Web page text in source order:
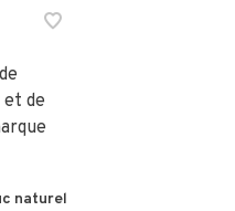
de
naturel